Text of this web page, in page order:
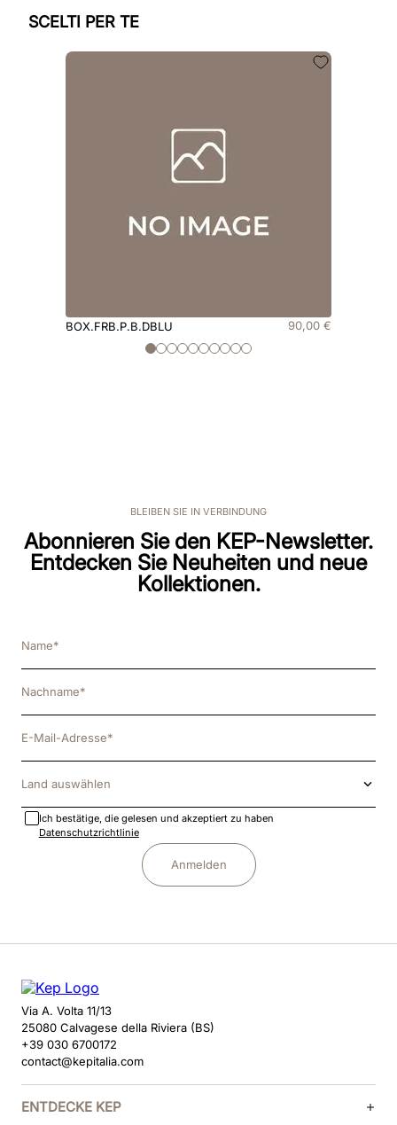
SCELTI PER TE
BOX.FRB.P.B.DBLU 90,00 €
BLEIBEN SIE IN VERBINDUNG
Abonnieren Sie den KEP-Newsletter.
Entdecken Sie Neuheiten und neue
Kollektionen.
Land auswählen
Ich bestätige, die gelesen und akzeptiert zu haben
Datenschutzrichtlinie
Anmelden
Via A. Volta 11/13
25080 Calvagese della Riviera (BS)
+39 030 6700172
contact@kepitalia.com
ENTDECKE KEP